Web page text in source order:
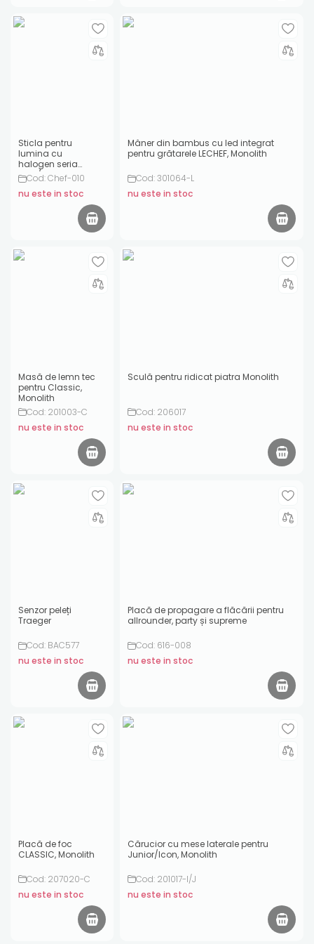
Sticla pentru
lumina cu
halogen seria
chef/bucatarii de
exterior
Cod: Chef-010
nu este in stoc
Mâner din bambus cu led integrat
pentru grătarele LECHEF, Monolith
Cod: 301064-L
nu este in stoc
Masă de lemn tec
pentru Classic,
Monolith
Cod: 201003-C
nu este in stoc
Sculă pentru ridicat piatra Monolith
Cod: 206017
nu este in stoc
Senzor peleți
Traeger
Cod: BAC577
nu este in stoc
Placă de propagare a flăcării pentru
allrounder, party și supreme
Cod: 616-008
nu este in stoc
Placă de foc
CLASSIC, Monolith
Cod: 207020-C
nu este in stoc
Cărucior cu mese laterale pentru
Junior/Icon, Monolith
Cod: 201017-I/J
nu este in stoc